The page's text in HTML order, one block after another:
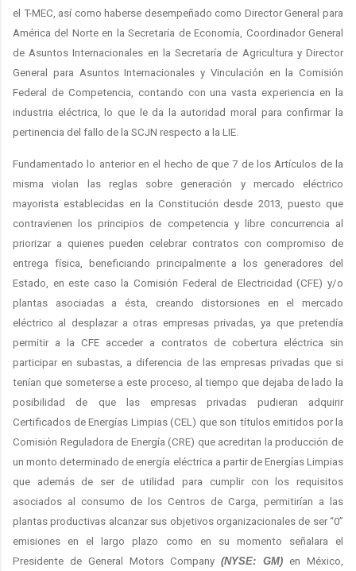
el T-MEC, así como haberse desempeñado como Director General para
América del Norte en la Secretaría de Economía, Coordinador General
de Asuntos Internacionales en la Secretaría de Agricultura y Director
General para Asuntos Internacionales y Vinculación en la Comisión
Federal de Competencia, contando con una vasta experiencia en la
industria eléctrica, lo que le da la autoridad moral para confirmar la
pertinencia del fallo de la SCJN respecto a la LIE.
Fundamentado lo anterior en el hecho de que 7 de los Artículos de la
misma violan las reglas sobre generación y mercado eléctrico
mayorista establecidas en la Constitución desde 2013, puesto que
contravienen los principios de competencia y libre concurrencia al
priorizar a quienes pueden celebrar contratos con compromiso de
entrega física, beneficiando principalmente a los generadores del
Estado, en este caso la Comisión Federal de Electricidad (CFE) y/o
plantas asociadas a ésta, creando distorsiones en el mercado
eléctrico al desplazar a otras empresas privadas, ya que pretendía
permitir a la CFE acceder a contratos de cobertura eléctrica sin
participar en subastas, a diferencia de las empresas privadas que si
tenían que someterse a este proceso, al tiempo que dejaba de lado la
posibilidad de que las empresas privadas pudieran adquirir
Certificados de Energías Limpias (CEL) que son títulos emitidos por la
Comisión Reguladora de Energía (CRE) que acreditan la producción de
un monto determinado de energía eléctrica a partir de Energías Limpias
que además de ser de utilidad para cumplir con los requisitos
asociados al consumo de los Centros de Carga, permitirían a las
plantas productivas alcanzar sus objetivos organizacionales de ser “0”
emisiones en el largo plazo como en su momento señalara el
Presidente de General Motors Company (NYSE: GM) en México,